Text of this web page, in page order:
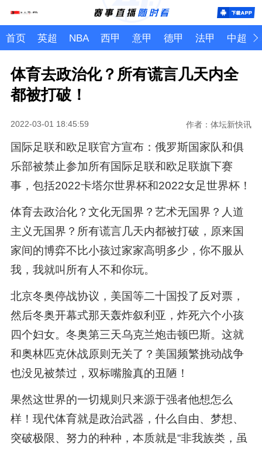
首页 英超 NBA 西甲 意甲 德甲 法甲 中超
体育去政治化？所有谎言几天内全
都被打破！
2022-03-01 18:45:59 作者：体坛新快讯
国际足联和欧足联官方宣布：俄罗斯国家队和俱
乐部被禁止参加所有国际足联和欧足联旗下赛
事，包括2022卡塔尔世界杯和2022女足世界杯！
体育去政治化？文化无国界？艺术无国界？人道
主义无国界？所有谎言几天内都被打破，原来国
家间的博弈不比小孩过家家高明多少，你不服从
我，我就叫所有人不和你玩。
北京冬奥停战协议，美国等二十国投了反对票，
然后冬奥开幕式那天轰炸叙利亚，炸死六个小孩
四个妇女。冬奥第三天乌克兰炮击顿巴斯。这就
和奥林匹克休战原则无关了？美国频繁挑动战争
也没见被禁过，双标嘴脸真的丑陋！
果然这世界的一切规则只来源于强者他想怎么
样！现代体育就是政治武器，什么自由、梦想、
突破极限、努力的种种，本质就是“非我族类，虽